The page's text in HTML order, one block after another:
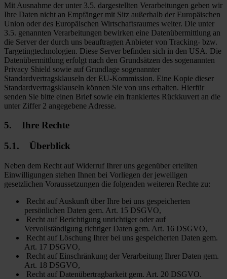
Mit Ausnahme der unter 3.5. dargestellten Verarbeitungen geben wir
Ihre Daten nicht an Empfänger mit Sitz außerhalb der Europäischen
Union oder des Europäischen Wirtschaftsraumes weiter. Die unter
3.5. genannten Verarbeitungen bewirken eine Datenübermittlung an
die Server der durch uns beauftragten Anbieter von Tracking- bzw.
Targetingtechnologien. Diese Server befinden sich in den USA. Die
Datenübermittlung erfolgt nach den Grundsätzen des sogenannten
Privacy Shield sowie auf Grundlage sogenannter
Standardvertragsklauseln der EU-Kommission. Eine Kopie dieser
Standardvertragsklauseln können Sie von uns erhalten. Hierfür
senden Sie bitte einen Brief sowie ein frankiertes Rückkuvert an die
unter Ziffer 2 angegebene Adresse.
5. Ihre Rechte
5.1. Überblick
Neben dem Recht auf Widerruf Ihrer uns gegenüber erteilten
Einwilligungen stehen Ihnen bei Vorliegen der jeweiligen
gesetzlichen Voraussetzungen die folgenden weiteren Rechte zu:
Recht auf Auskunft über Ihre bei uns gespeicherten
persönlichen Daten gem. Art. 15 DSGVO,
Recht auf Berichtigung unrichtiger oder auf
Vervollständigung richtiger Daten gem. Art. 16 DSGVO,
Recht auf Löschung Ihrer bei uns gespeicherten Daten gem.
Art. 17 DSGVO,
Recht auf Einschränkung der Verarbeitung Ihrer Daten gem.
Art. 18 DSGVO,
Recht auf Datenübertragbarkeit gem. Art. 20 DSGVO.